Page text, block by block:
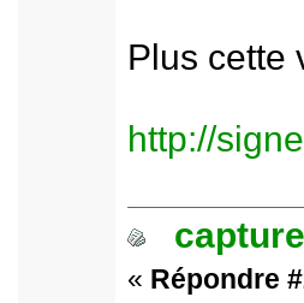
Plus cette
http://
« Répondre